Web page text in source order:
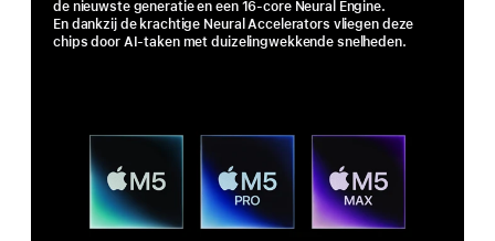
de nieuwste generatie en een 16‑core Neural Engine.
En dankzij de krachtige Neural Accelerators vliegen deze
chips door AI-taken met duizelingwekkende snelheden.